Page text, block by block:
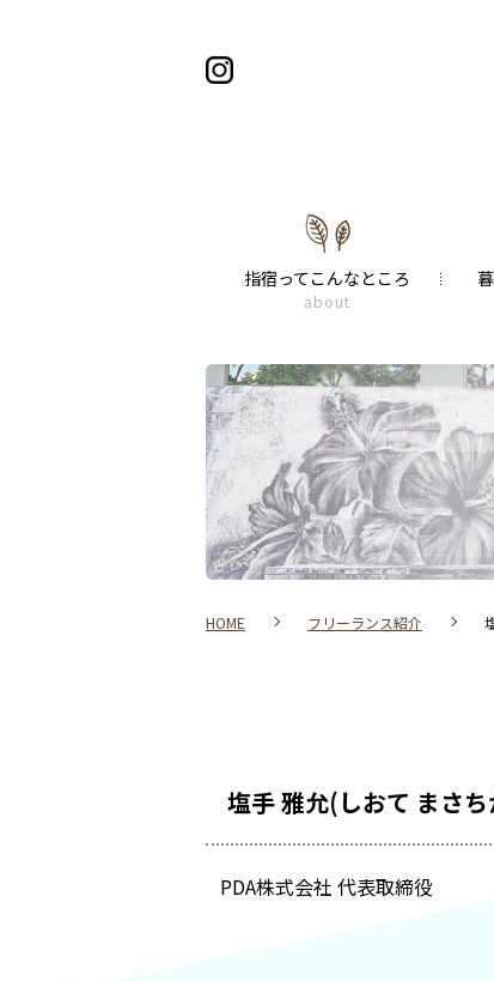
指宿ってこんなところ
about
HOME フリーランス紹介
塩手 雅允(しおて まさち
PDA株式会社 代表取締役